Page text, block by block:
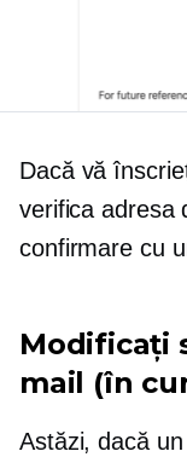
Dacă vă
verifica adresa
confirmare cu
Modificați
mail (în
Astăzi, dacă